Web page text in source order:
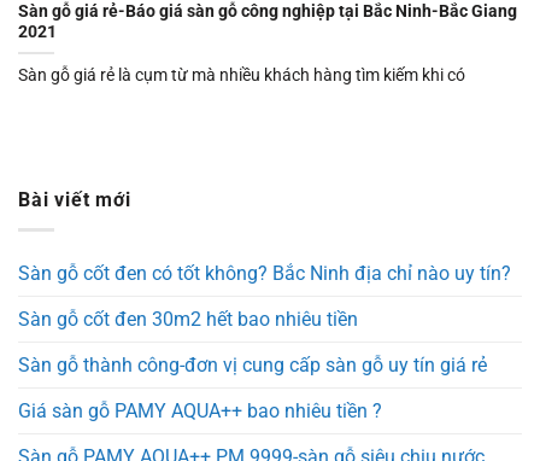
Sàn gỗ giá rẻ-Báo giá sàn gỗ công nghiệp tại Bắc Ninh-Bắc Giang
2021
Sàn gỗ giá rẻ là cụm từ mà nhiều khách hàng tìm kiếm khi có
Bài viết mới
Sàn gỗ cốt đen có tốt không? Bắc Ninh địa chỉ nào uy tín?
Sàn gỗ cốt đen 30m2 hết bao nhiêu tiền
Sàn gỗ thành công-đơn vị cung cấp sàn gỗ uy tín giá rẻ
Giá sàn gỗ PAMY AQUA++ bao nhiêu tiền ?